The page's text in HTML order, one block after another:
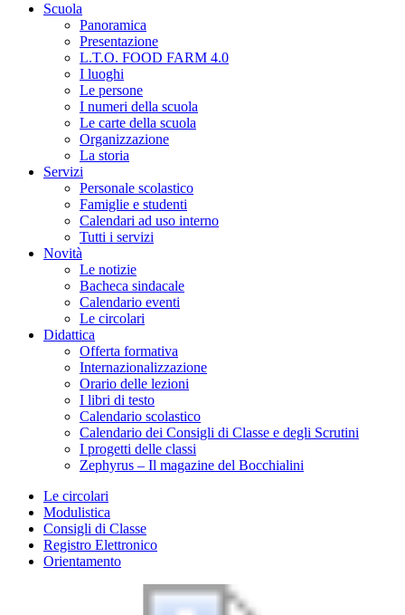
Scuola
Panoramica
Presentazione
L.T.O. FOOD FARM 4.0
I luoghi
Le persone
I numeri della scuola
Le carte della scuola
Organizzazione
La storia
Servizi
Personale scolastico
Famiglie e studenti
Calendari ad uso interno
Tutti i servizi
Novità
Le notizie
Bacheca sindacale
Calendario eventi
Le circolari
Didattica
Offerta formativa
Internazionalizzazione
Orario delle lezioni
I libri di testo
Calendario scolastico
Calendario dei Consigli di Classe e degli Scrutini
I progetti delle classi
Zephyrus – Il magazine del Bocchialini
Le circolari
Modulistica
Consigli di Classe
Registro Elettronico
Orientamento